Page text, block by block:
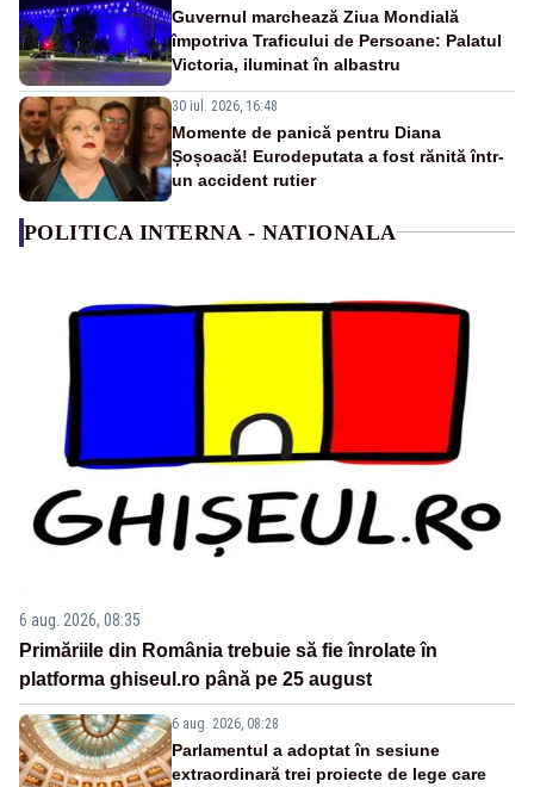
Guvernul marchează Ziua Mondială
împotriva Traficului de Persoane: Palatul
Victoria, iluminat în albastru
30 iul. 2026, 16:48
Momente de panică pentru Diana
Șoșoacă! Eurodeputata a fost rănită într-
un accident rutier
POLITICA INTERNA - NATIONALA
6 aug. 2026, 08:35
Primăriile din România trebuie să fie înrolate în
platforma ghiseul.ro până pe 25 august
6 aug. 2026, 08:28
Parlamentul a adoptat în sesiune
extraordinară trei proiecte de lege care